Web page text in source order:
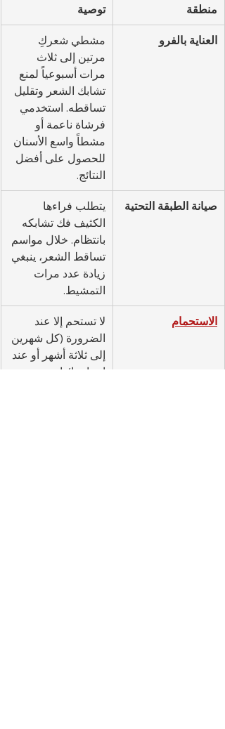
منطقة توصية
العناية بالفرو
مشطي شعركِ
مرتين إلى ثلاث
مرات أسبوعياً لمنع
تشابك الشعر وتقليل
تساقطه. استخدمي
فرشاة ناعمة أو
مشطاً واسع الأسنان
للحصول على أفضل
النتائج.
صيانة الطبقة التحتية
يتطلب فراءها
الكثيف فك تشابكه
بانتظام. خلال مواسم
تساقط الشعر، ينبغي
زيادة عدد مرات
التمشيط.
الاستحمام
لا تستحم إلا عند
الضرورة (كل شهرين
إلى ثلاثة أشهر أو عند
اتساخها). استخدم